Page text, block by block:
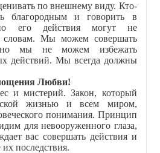
по внешнему виду. Кто-
благородным и говорить в
его действия могут не
словам. Мы можем совершать
но мы не можем избежать
действий. Мы всегда должны
Любви!
мистерий. Закон, который
жизнью и всем миром,
понимания. Принцип
для невооруженного глаза,
вас совершать действия и
последствия.